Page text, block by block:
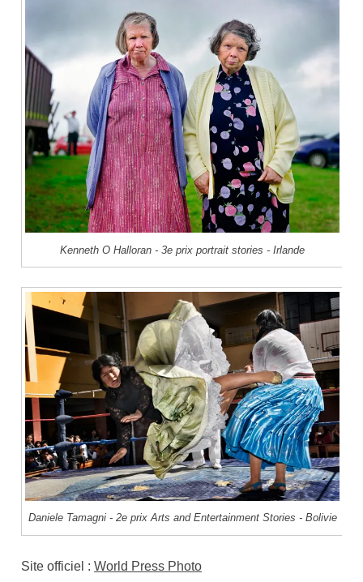
Kenneth O Halloran - 3e prix portrait stories - Irlande
Daniele Tamagni - 2e prix Arts and Entertainment Stories - Bolivie
Site officiel :World Press Photo